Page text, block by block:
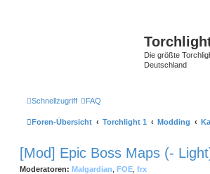
Die größte
Deutschland
Schnellzugriff FAQ
Foren-Übersicht Torchlight 1 Modding
[Mod] Epic Boss Maps (-
Moderatoren: Malgardian FOE frx